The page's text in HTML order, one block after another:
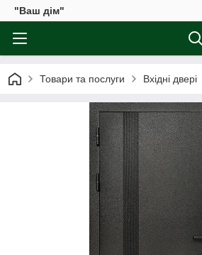
"Ваш дім"
Товари та послуги Вхідні двері